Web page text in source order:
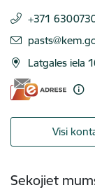
+371
E-pasts:
Latgales iela
Visi
Sekojiet